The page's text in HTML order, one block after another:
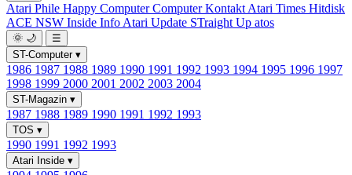
Atari Phile Happy ComputerComputer Kontakt Atari Times Hitdisk
ACE NSW Inside Info Atari Update STraight Up atos
🌞 🌙
☰
ST-Computer ▾
1986 1987 1988 1989 1990 1991 1992 1993 1994 1995 1996 1997
1998 1999 2000 2001 2002 2003 2004
ST-Magazin ▾
1987 1988 1989 1990 1991 1992 1993
TOS ▾
1990 1991 1992 1993
Atari Inside ▾